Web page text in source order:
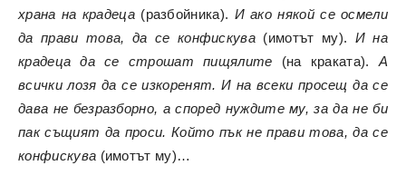
храна на крадеца (разбойника). И ако някой се осмели
да прави това, да се конфискува (имотът му). И на
крадеца да се строшат пищялите (на краката). А
всички лозя да се изкоренят. И на всеки просещ да се
дава не безразборно, а според нуждите му, за да не би
пак същият да проси. Който пък не прави това, да се
конфискува (имотът му)…